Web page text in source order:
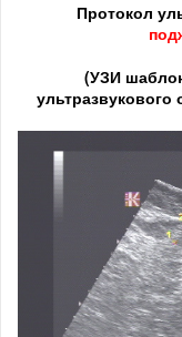
Протокол
(УЗИ
ультразвукового